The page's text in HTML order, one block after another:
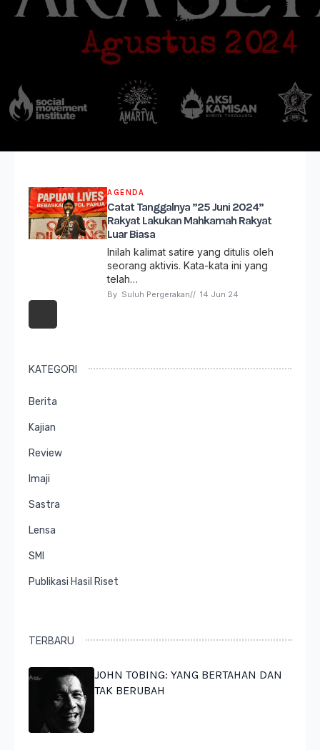
AGENDA
Catat Tanggalnya ”25 Juni 2024”
Rakyat Lakukan Mahkamah Rakyat
Luar Biasa
Inilah kalimat satire yang ditulis oleh
seorang aktivis. Kata-kata ini yang
telah…
By Suluh Pergerakan// 14 Jun 24
KATEGORI
Berita
Kajian
Review
Imaji
Sastra
Lensa
SMI
Publikasi Hasil Riset
TERBARU
JOHN TOBING: YANG BERTAHAN DAN
TAK BERUBAH